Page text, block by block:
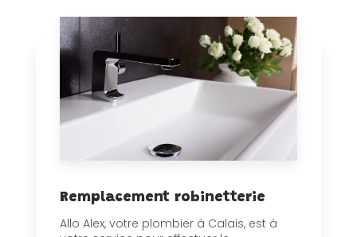
Remplacement robinetterie
Allo Alex, votre plombier à Calais, est à